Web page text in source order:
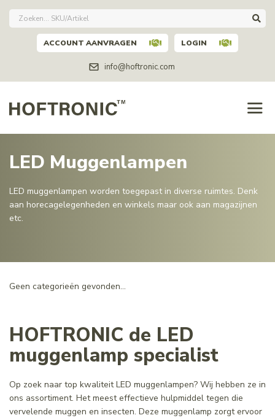
info@hoftronic.com
ACCOUNT AANVRAGEN LOGIN
LED Muggenlampen
LED muggenlampen worden toegepast in diverse ruimtes. Denk
aan horecagelegenheden en winkels maar ook aan magazijnen
etc.
Geen categorieën gevonden...
HOFTRONIC de LED
muggenlamp specialist
Op zoek naar top kwaliteit LED muggenlampen? Wij hebben ze in
ons assortiment. Het meest effectieve hulpmiddel tegen die
vervelende muggen en insecten. Deze muggenlamp zorgt ervoor